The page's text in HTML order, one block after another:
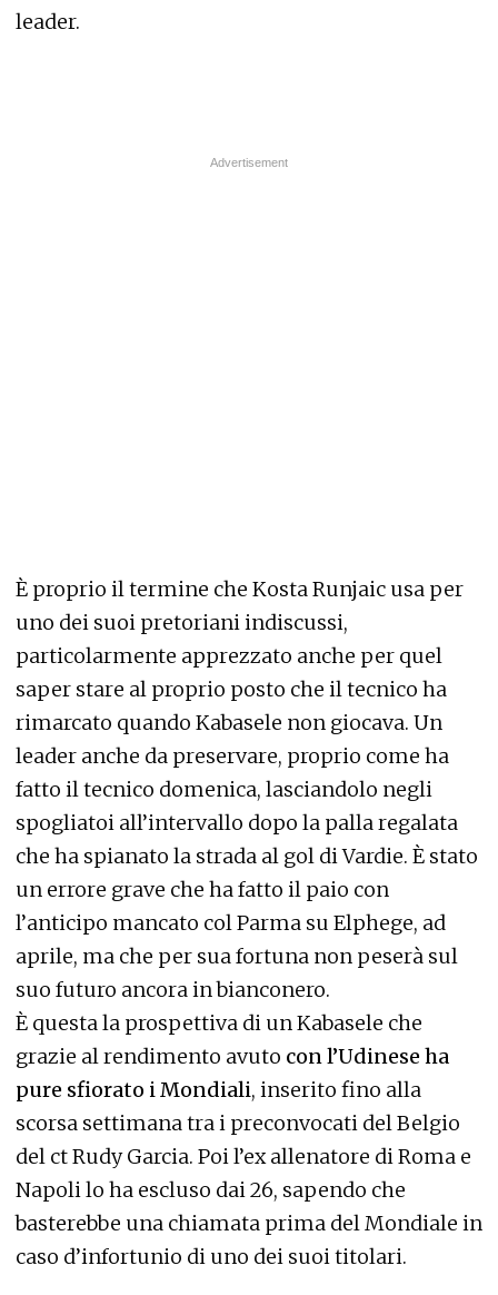
leader.
È proprio il termine che Kosta Runjaic usa per
uno dei suoi pretoriani indiscussi,
particolarmente apprezzato anche per quel
saper stare al proprio posto che il tecnico ha
rimarcato quando Kabasele non giocava. Un
leader anche da preservare, proprio come ha
fatto il tecnico domenica, lasciandolo negli
spogliatoi all’intervallo dopo la palla regalata
che ha spianato la strada al gol di Vardie. È stato
un errore grave che ha fatto il paio con
l’anticipo mancato col Parma su Elphege, ad
aprile, ma che per sua fortuna non peserà sul
suo futuro ancora in bianconero.
È questa la prospettiva di un Kabasele che
grazie al rendimento avuto con l’Udinese ha
pure sfiorato i Mondiali, inserito fino alla
scorsa settimana tra i preconvocati del Belgio
del ct Rudy Garcia. Poi l’ex allenatore di Roma e
Napoli lo ha escluso dai 26, sapendo che
basterebbe una chiamata prima del Mondiale in
caso d’infortunio di uno dei suoi titolari.